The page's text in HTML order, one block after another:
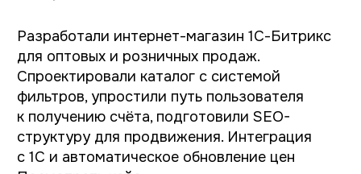
После согласования дизайн переносится
на Тильду или Битрикс. Мы настраиваются
CRM, 1С, платёжные системы и другие
интеграции. Это тот этап, который редко
заметен пользователю, но именно
он определяет, насколько бизнесу будет
удобно работать с магазином дальше.
Этап 5. Тестирование и запуск